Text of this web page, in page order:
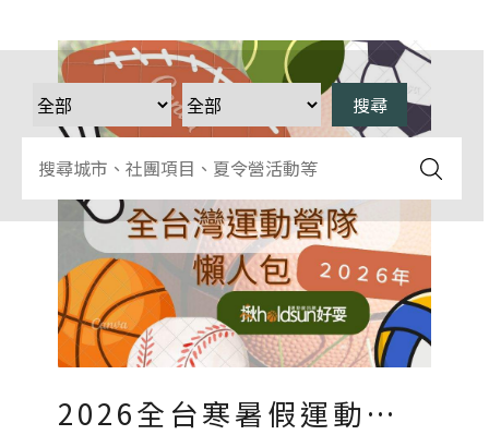
2026全台寒暑假運動營隊